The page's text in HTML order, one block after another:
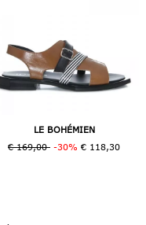
LE BOHÉMIEN
€ 169,00 -30% € 118,30